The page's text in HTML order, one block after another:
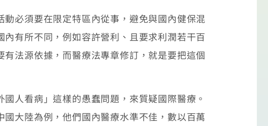
必須要在限定特區內從事，避免與國內健保混
有所不同，例如容許營利、且要求利潤若干百
法源依據，而醫療法專章修訂，就是要把這個
人看病」這樣的愚蠢問題，來質疑國際醫療。
大陸為例，他們國內醫療水準不佳，數以百萬